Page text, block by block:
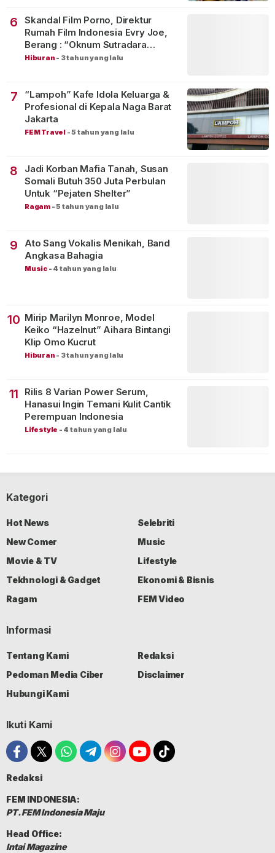
6
Skandal Film Porno, Direktur
Rumah Film Indonesia Evry Joe,
Berang : “Oknum Sutradara
Merusak Perfilman Indonesia”!
Hiburan - 3 tahun yang lalu
7
“Lampoh” Kafe Idola Keluarga &
Profesional di Kepala Naga Barat
Jakarta
FEM Travel -5 tahun yang lalu
8
Jadi Korban Mafia Tanah, Susan
Somali Butuh 350 Juta Perbulan
Untuk “Pejaten Shelter”
Ragam -5 tahun yang lalu
9
Ato Sang Vokalis Menikah, Band
Angkasa Bahagia
Music - 4 tahun yang lalu
10 Mirip Marilyn Monroe, Model
Keiko “Hazelnut” Aihara Bintangi
Klip Omo Kucrut
Hiburan - 3 tahun yang lalu
11
Rilis 8 Varian Power Serum,
Hanasui Ingin Temani Kulit Cantik
Perempuan Indonesia
Lifestyle - 4 tahun yang lalu
Kategori
Hot News
Selebriti
New Comer
Music
Movie & TV
Lifestyle
Tekhnologi & Gadget
Ekonomi & Bisnis
Ragam
FEM Video
Informasi
Tentang Kami
Redaksi
Pedoman Media Ciber
Disclaimer
Hubungi Kami
Ikuti Kami
Redaksi
FEM INDONESIA:
PT. FEM Indonesia Maju
Head Office:
Intai Magazine